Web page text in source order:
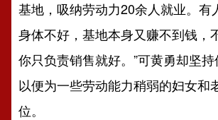
基地，吸纳劳动力20余人就业。有
身体不好，基地本身又赚不到钱，
你只负责销售就好。”可黄勇却坚持
以便为一些劳动能力稍弱的妇女和
位。